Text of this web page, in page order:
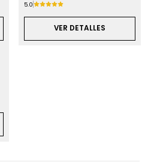
5.0
VER DETALLES